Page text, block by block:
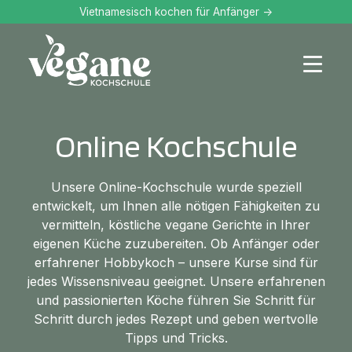
Vietnamesisch kochen für Anfänger ->
Online Kochschule
Unsere Online-Kochschule wurde speziell
entwickelt, um Ihnen alle nötigen Fähigkeiten zu
vermitteln, köstliche vegane Gerichte in Ihrer
eigenen Küche zuzubereiten. Ob Anfänger oder
erfahrener Hobbykoch – unsere Kurse sind für
jedes Wissensniveau geeignet. Unsere erfahrenen
und passionierten Köche führen Sie Schritt für
Schritt durch jedes Rezept und geben wertvolle
Tipps und Tricks.